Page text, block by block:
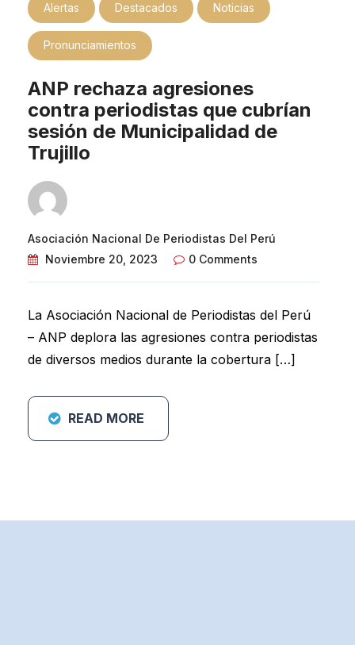
Alertas Destacados Noticias
Pronunciamientos
ANP rechaza agresiones
contra periodistas que cubrían
sesión de Municipalidad de
Trujillo
Asociación Nacional De Periodistas Del Perú
Noviembre 20, 2023
0 Comments
La Asociación Nacional de Periodistas del Perú
– ANP deplora las agresiones contra periodistas
de diversos medios durante la cobertura […]
READ MORE